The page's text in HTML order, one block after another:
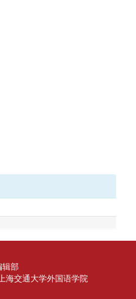
辑部
海交通大学外国语学院